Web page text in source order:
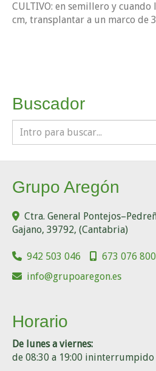
CULTIVO: en semillero y
cm, transplantar a un marco de
Buscador
Grupo Aregón
Ctra. General
Gajano, 39792, (Cantabria)
942 503 046
673 076 800
info
grupoaregon.es
Horario
De lunes a viernes:
de 08:30 a 19:00 ininterrumpido